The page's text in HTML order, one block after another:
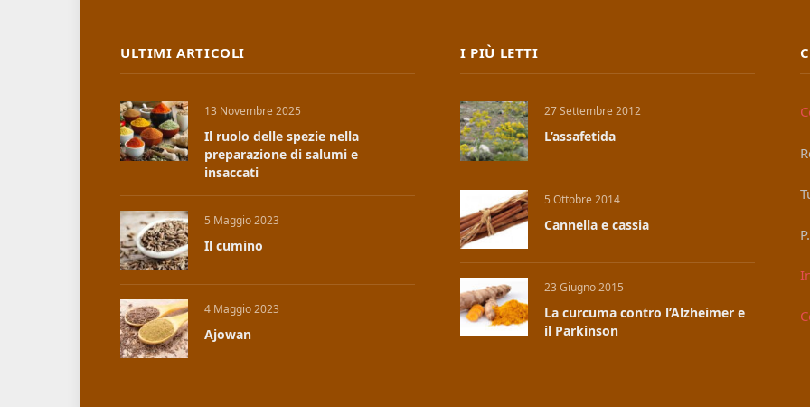
ULTIMI ARTICOLI
13 Novembre 2025
Il ruolo delle spezie nella
preparazione di salumi e
insaccati
5 Maggio 2023
Il cumino
4 Maggio 2023
Ajowan
I PIÙ LETTI
27 Settembre 2012
L’assafetida
5 Ottobre 2014
Cannella e cassia
23 Giugno 2015
La curcuma contro l’Alzheimer e
il Parkinson